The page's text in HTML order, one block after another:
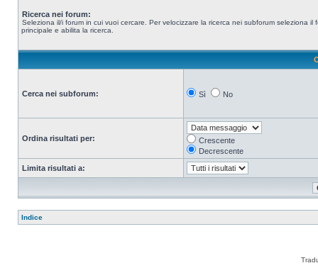
Ricerca nei forum:
Seleziona il/i forum in cui vuoi cercare. Per velocizzare la ricerca nei subforum seleziona il
principale e abilita la ricerca.
Cerca nei subforum: Sì No
Ordina risultati per:
Crescente
Decrescente
Limita risultati a:
Indice